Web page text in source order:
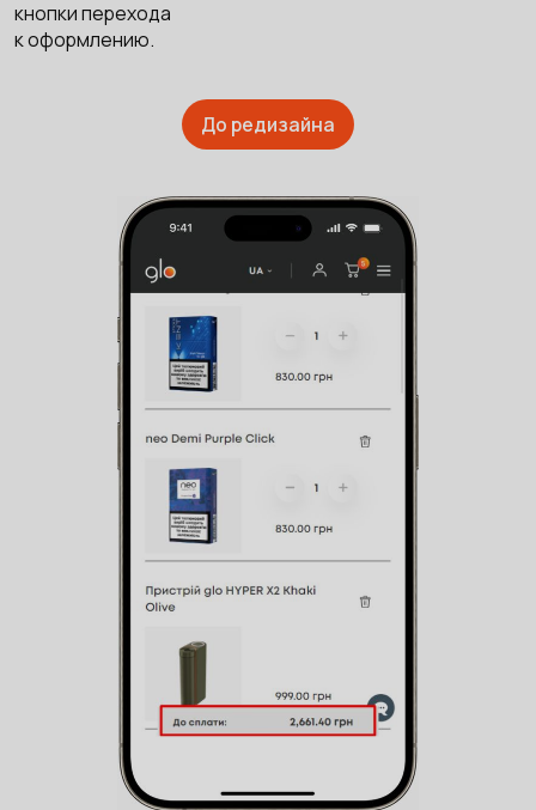
кнопки перехода
к оформлению.
До редизайна